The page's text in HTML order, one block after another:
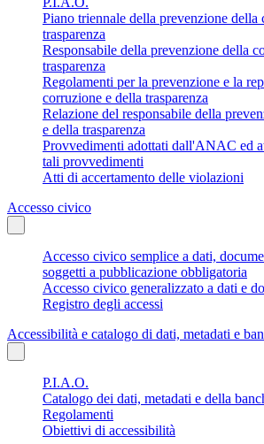
Piano triennale della prevenzione della
trasparenza
Responsabile della prevenzione della
trasparenza
Regolamenti per la prevenzione e la
corruzione e della trasparenza
Relazione del responsabile della
e della trasparenza
Provvedimenti adottati dall'ANAC ed
tali provvedimenti
Atti di accertamento delle violazioni
Accesso civico
Accesso civico semplice a dati,
soggetti a pubblicazione obbligatoria
Accesso civico generalizzato a dati e
Registro degli accessi
Accessibilità e catalogo di dati, metadati e
P.I.A.O.
Catalogo dei dati, metadati e della
Regolamenti
Obiettivi di accessibilità